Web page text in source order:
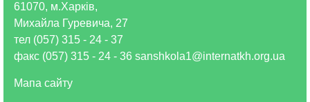
61070, м.Харків,
Михайла Гуревича, 27
тел (057) 315 - 24 - 37
факс (057) 315 - 24 - 36 sanshkola1@internatkh.org.ua
Мапа сайту